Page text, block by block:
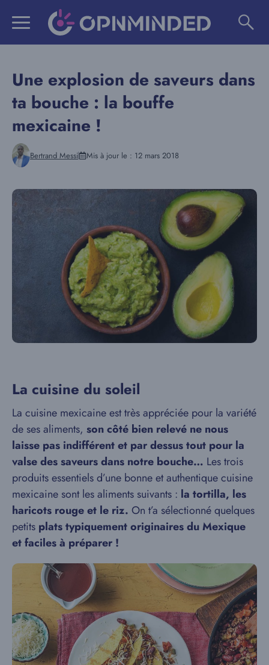
Une explosion de saveurs dans
ta bouche : la bouffe
mexicaine !
Bertrand Messi Mis à jour le : 12 mars 2018
La cuisine du soleil
La cuisine mexicaine est très appréciée pour la variété
de ses aliments, son côté bien relevé ne nous
laisse pas indifférent et par dessus tout pour la
valse des saveurs dans notre bouche… Les trois
produits essentiels d’une bonne et authentique cuisine
mexicaine sont les aliments suivants : la tortilla, les
haricots rouge et le riz. On t’a sélectionné quelques
petits plats typiquement originaires du Mexique
et faciles à préparer !